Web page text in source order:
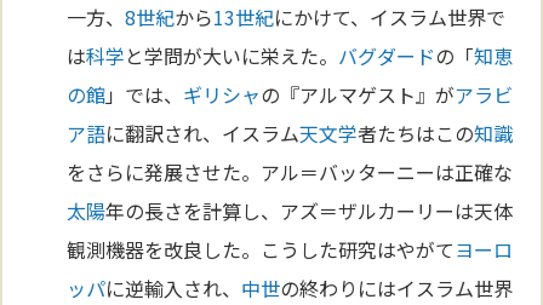
一方、8世紀から13世紀にかけて、イスラム世界で
は科学と学問が大いに栄えた。 バグダードの「知恵
の館」では、 ギリシャの『アルマゲスト』がアラビ
ア語に翻訳され、イスラム天文学者たちはこの知識
をさらに発展させた。アル＝バッターニーは正確な
太陽年の長さを計算し、アズ＝ザルカーリーは天体
観測機器を改良した。こうした研究はやがてヨーロ
ッパに逆輸入され、 中世の終わりにはイスラム世界